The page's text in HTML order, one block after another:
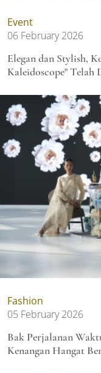
Event
06 February 2026
Elegan dan Stylish,
Kaleidoscope"
Fashion
05 February 2026
Bak Perjalanan
Kenangan Hangat